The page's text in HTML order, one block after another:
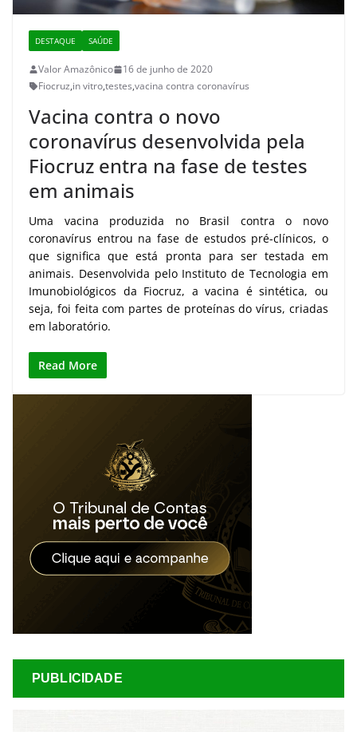
DESTAQUE SAÚDE
Valor Amazônico
16 de junho de 2020
Fiocruz,in vitro,testes,vacina contra coronavírus
Vacina contra o novo
coronavírus desenvolvida pela
Fiocruz entra na fase de testes
em animais
Uma vacina produzida no Brasil contra o novo
coronavírus entrou na fase de estudos pré-clínicos, o
que significa que está pronta para ser testada em
animais. Desenvolvida pelo Instituto de Tecnologia em
Imunobiológicos da Fiocruz, a vacina é sintética, ou
seja, foi feita com partes de proteínas do vírus, criadas
em laboratório.
Read More
PUBLICIDADE